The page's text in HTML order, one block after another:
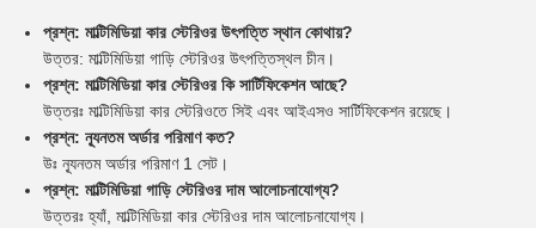
প্রশ্ন: মাল্টিমিডিয়া কার স্টেরিওর উৎপত্তি স্থান কোথায়?
উত্তর: মাল্টিমিডিয়া গাড়ি স্টেরিওর উৎপত্তিস্থল চীন।
প্রশ্ন: মাল্টিমিডিয়া কার স্টেরিওর কি সার্টিফিকেশন আছে?
উত্তরঃ মাল্টিমিডিয়া কার স্টেরিওতে সিই এবং আইএসও সার্টিফিকেশন রয়েছে।
প্রশ্ন: ন্যূনতম অর্ডার পরিমাণ কত?
উঃ ন্যূনতম অর্ডার পরিমাণ 1 সেট।
প্রশ্ন: মাল্টিমিডিয়া গাড়ি স্টেরিওর দাম আলোচনাযোগ্য?
উত্তরঃ হ্যাঁ, মাল্টিমিডিয়া কার স্টেরিওর দাম আলোচনাযোগ্য।